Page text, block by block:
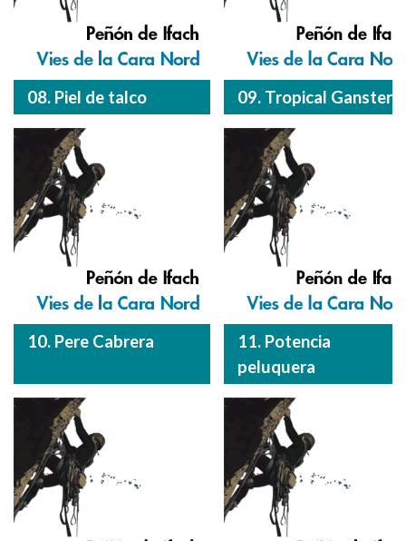
08. Piel de talco 09. Tropical Ganster
10. Pere Cabrera
11. Potencia
peluquera